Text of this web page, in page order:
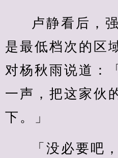
卢静看后，
是最低档次的区
对杨秋雨说道：
一声，把这家伙
下。」
「没必要吧